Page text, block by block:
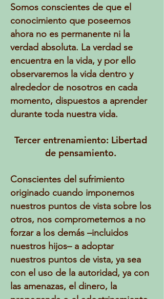
Somos conscientes de que el
conocimiento que poseemos
ahora no es permanente ni la
verdad absoluta. La verdad se
encuentra en la vida, y por ello
observaremos la vida dentro y
alrededor de nosotros en cada
momento, dispuestos a aprender
durante toda nuestra vida.
Tercer entrenamiento: Libertad
de pensamiento.
Conscientes del sufrimiento
originado cuando imponemos
nuestros puntos de vista sobre los
otros, nos comprometemos a no
forzar a los demás –incluidos
nuestros hijos– a adoptar
nuestros puntos de vista, ya sea
con el uso de la autoridad, ya con
las amenazas, el dinero, la